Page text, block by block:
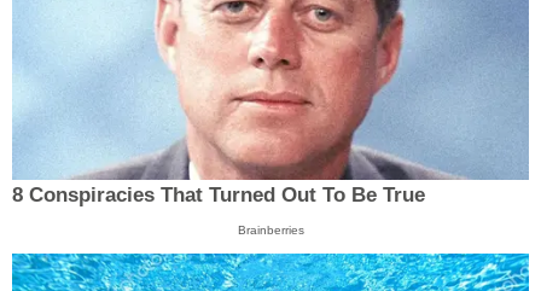
8 Conspiracies That Turned Out To Be True
Brainberries